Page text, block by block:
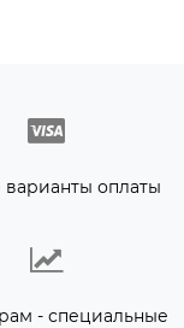
оплаты
- специальные